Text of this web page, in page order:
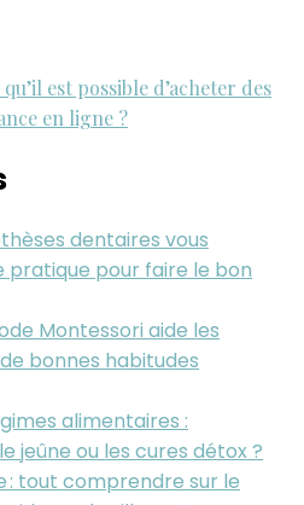
est possible d’acheter des
en ligne ?
dentaires vous
pratique pour faire le bon
Montessori aide les
bonnes habitudes
alimentaires :
jeûne ou les cures détox ?
: tout comprendre sur le